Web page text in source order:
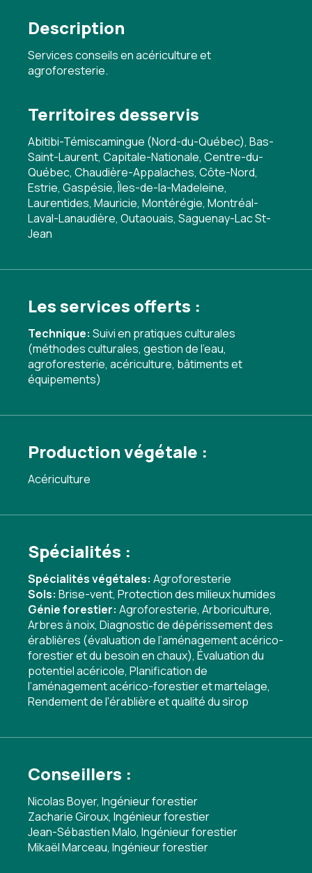
Description
Services conseils en acériculture et
agroforesterie.
Territoires desservis
Abitibi-Témiscamingue (Nord-du-Québec), Bas-
Saint-Laurent, Capitale-Nationale, Centre-du-
Québec, Chaudière-Appalaches, Côte-Nord,
Estrie, Gaspésie, Îles-de-la-Madeleine,
Laurentides, Mauricie, Montérégie, Montréal-
Laval-Lanaudière, Outaouais, Saguenay-Lac St-
Jean
Les services offerts :
Technique: Suivi en pratiques culturales
(méthodes culturales, gestion de l'eau,
agroforesterie, acériculture, bâtiments et
équipements)
Production végétale :
Acériculture
Spécialités :
Spécialités végétales: Agroforesterie
Sols: Brise-vent, Protection des milieux humides
Génie forestier: Agroforesterie, Arboriculture,
Arbres à noix, Diagnostic de dépérissement des
érablières (évaluation de l’aménagement acérico-
forestier et du besoin en chaux), Évaluation du
potentiel acéricole, Planification de
l’aménagement acérico-forestier et martelage,
Rendement de l'érablière et qualité du sirop
Conseillers :
Nicolas Boyer, Ingénieur forestier
Zacharie Giroux, Ingénieur forestier
Jean-Sébastien Malo, Ingénieur forestier
Mikaël Marceau, Ingénieur forestier